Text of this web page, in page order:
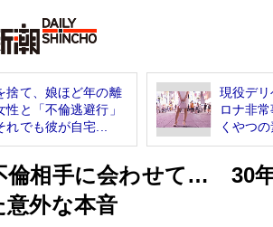
捨て、娘ほど年の離
性と「不倫逃避行」
でも彼が自宅...
現役デ
ロナ非
くやつ
倫相手に会わせて… 30
外な本音